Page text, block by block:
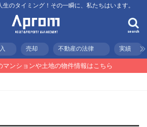
のタイミング！その一瞬に、私たちはいます。
search
売却 不動産の法律 実績
マンションや土地の物件情報はこちら